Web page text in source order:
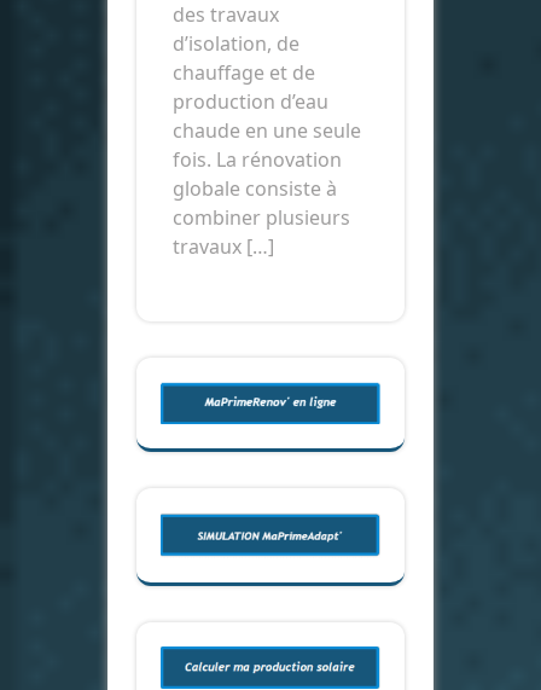
des travaux
d’isolation, de
chauffage et de
production d’eau
chaude en une seule
fois. La rénovation
globale consiste à
combiner plusieurs
travaux […]